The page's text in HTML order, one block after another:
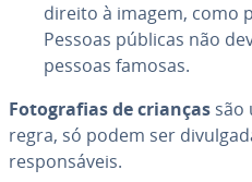
direito à imagem, como
Pessoas públicas não
pessoas famosas.
Fo­to­gra­fias de crianças são
regra, só podem ser
res­pon­sá­veis.